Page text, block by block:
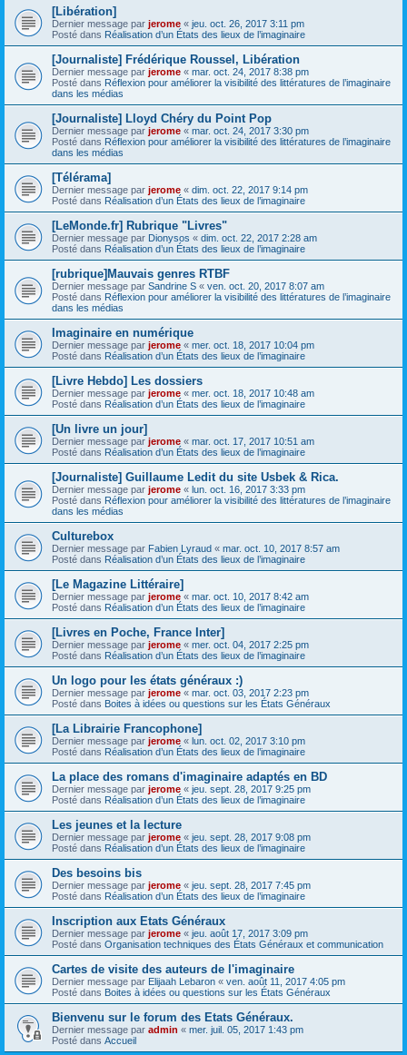
[Libération]
Dernier message par jerome « jeu. oct. 26, 2017 3:11 pm
Posté dans Réalisation d’un États des lieux de l’imaginaire
[Journaliste] Frédérique Roussel, Libération
Dernier message par jerome « mar. oct. 24, 2017 8:38 pm
Posté dans Réflexion pour améliorer la visibilité des littératures de l’imaginaire
dans les médias
[Journaliste] Lloyd Chéry du Point Pop
Dernier message par jerome « mar. oct. 24, 2017 3:30 pm
Posté dans Réflexion pour améliorer la visibilité des littératures de l’imaginaire
dans les médias
[Télérama]
Dernier message par jerome « dim. oct. 22, 2017 9:14 pm
Posté dans Réalisation d’un États des lieux de l’imaginaire
[LeMonde.fr] Rubrique "Livres"
Dernier message par Dionysos « dim. oct. 22, 2017 2:28 am
Posté dans Réalisation d’un États des lieux de l’imaginaire
[rubrique]Mauvais genres RTBF
Dernier message par Sandrine S « ven. oct. 20, 2017 8:07 am
Posté dans Réflexion pour améliorer la visibilité des littératures de l’imaginaire
dans les médias
Imaginaire en numérique
Dernier message par jerome « mer. oct. 18, 2017 10:04 pm
Posté dans Réalisation d’un États des lieux de l’imaginaire
[Livre Hebdo] Les dossiers
Dernier message par jerome « mer. oct. 18, 2017 10:48 am
Posté dans Réalisation d’un États des lieux de l’imaginaire
[Un livre un jour]
Dernier message par jerome « mar. oct. 17, 2017 10:51 am
Posté dans Réalisation d’un États des lieux de l’imaginaire
[Journaliste] Guillaume Ledit du site Usbek & Rica.
Dernier message par jerome « lun. oct. 16, 2017 3:33 pm
Posté dans Réflexion pour améliorer la visibilité des littératures de l’imaginaire
dans les médias
Culturebox
Dernier message par Fabien Lyraud « mar. oct. 10, 2017 8:57 am
Posté dans Réalisation d’un États des lieux de l’imaginaire
[Le Magazine Littéraire]
Dernier message par jerome « mar. oct. 10, 2017 8:42 am
Posté dans Réalisation d’un États des lieux de l’imaginaire
[Livres en Poche, France Inter]
Dernier message par jerome « mer. oct. 04, 2017 2:25 pm
Posté dans Réalisation d’un États des lieux de l’imaginaire
Un logo pour les états généraux :)
Dernier message par jerome « mar. oct. 03, 2017 2:23 pm
Posté dans Boites à idées ou questions sur les États Généraux
[La Librairie Francophone]
Dernier message par jerome « lun. oct. 02, 2017 3:10 pm
Posté dans Réalisation d’un États des lieux de l’imaginaire
La place des romans d'imaginaire adaptés en BD
Dernier message par jerome « jeu. sept. 28, 2017 9:25 pm
Posté dans Réalisation d’un États des lieux de l’imaginaire
Les jeunes et la lecture
Dernier message par jerome « jeu. sept. 28, 2017 9:08 pm
Posté dans Réalisation d’un États des lieux de l’imaginaire
Des besoins bis
Dernier message par jerome « jeu. sept. 28, 2017 7:45 pm
Posté dans Réalisation d’un États des lieux de l’imaginaire
Inscription aux Etats Généraux
Dernier message par jerome « jeu. août 17, 2017 3:09 pm
Posté dans Organisation techniques des États Généraux et communication
Cartes de visite des auteurs de l'imaginaire
Dernier message par Elijaah Lebaron « ven. août 11, 2017 4:05 pm
Posté dans Boites à idées ou questions sur les États Généraux
Bienvenu sur le forum des Etats Généraux.
Dernier message par admin « mer. juil. 05, 2017 1:43 pm
Posté dans Accueil